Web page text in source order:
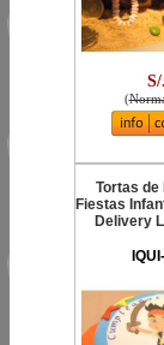
(
Tortas de
Fiestas
Delivery